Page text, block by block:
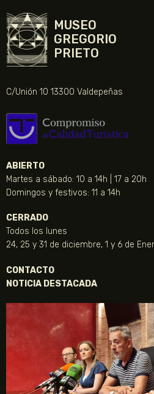
MUSEO
GREGORIO
PRIETO
C/Unión 10 13300 Valdepeñas
ABIERTO
Martes a sábado: 10 a 14h | 17 a 20h
Domingos y festivos: 11 a 14h
CERRADO
Todos los lunes
24, 25 y 31 de diciembre, 1 y 6 de
CONTACTO
NOTICIA DESTACADA